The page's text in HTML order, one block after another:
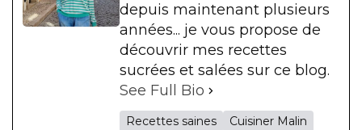
depuis maintenant plusieurs
années... je vous propose de
découvrir mes recettes
sucrées et salées sur ce blog.
See Full Bio
Recettes saines Cuisiner Malin